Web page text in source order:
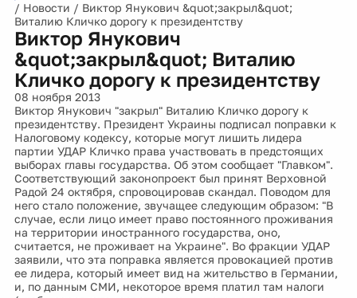
/ Новости / Виктор Янукович &quot;закрыл&quot;
Виталию Кличко дорогу к президентству
Виктор Янукович
&quot;закрыл&quot; Виталию
Кличко дорогу к президентству
08 ноября 2013
Виктор Янукович "закрыл" Виталию Кличко дорогу к
президентству. Президент Украины подписал поправки к
Налоговому кодексу, которые могут лишить лидера
партии УДАР Кличко права участвовать в предстоящих
выборах главы государства. Об этом сообщает "Главком".
Соответствующий законопроект был принят Верховной
Радой 24 октября, спровоцировав скандал. Поводом для
него стало положение, звучащее следующим образом: "В
случае, если лицо имеет право постоянного проживания
на территории иностранного государства, оно,
считается, не проживает на Украине". Во фракции УДАР
заявили, что эта поправка является провокацией против
ее лидера, который имеет вид на жительство в Германии,
и, по данным СМИ, некоторое время платил там налоги